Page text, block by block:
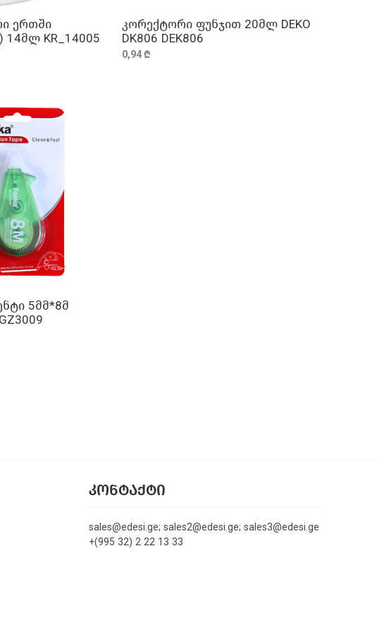
ერთში
14მლ KR_14005
ᲓᲐᲛᲐᲢᲔᲑᲐ
კორექტორი ფუნჯით 20მლ DEKO
DK806 DEK806
0,94 ₾
5მმ*8მ
ᲙᲝᲜᲢᲐᲥᲢᲘ
sales@edesi.ge; sales2@edesi.ge; sales3@edesi.ge
+(995 32) 2 22 13 33